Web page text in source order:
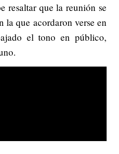
resaltar que la reunión se
la que acordaron verse en
el tono en público,